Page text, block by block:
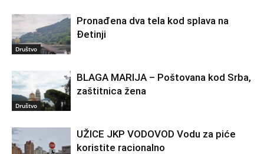
Društvo
Pronađena dva tela kod splava na
Đetinji
Društvo
BLAGA MARIJA – Poštovana kod Srba,
zaštitnica žena
UŽICE JKP VODOVOD Vodu za piće
koristite racionalno